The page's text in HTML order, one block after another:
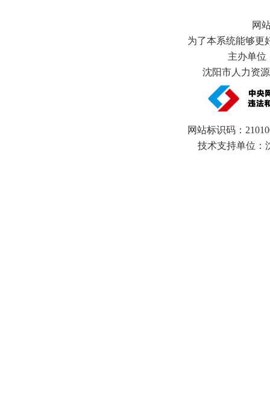
网
为了本系统能够更
主办单位
沈阳市人力资
网站标识码：
技术支持单位：